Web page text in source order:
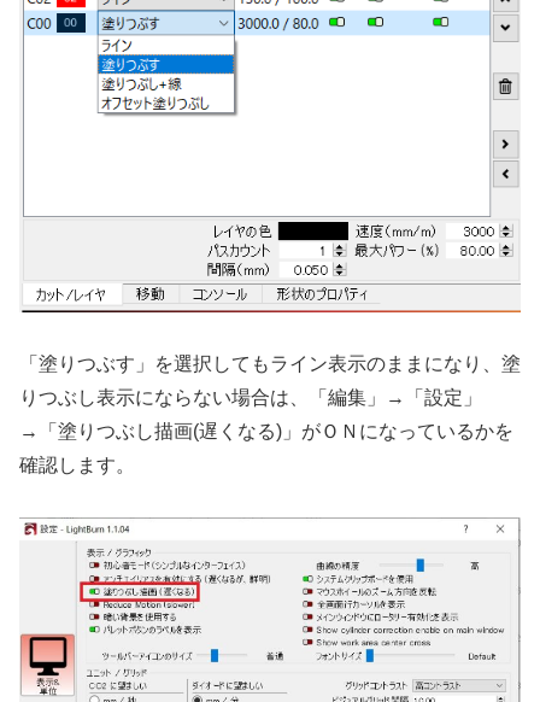
「塗りつぶす」を選択してもライン表示のままになり、塗
りつぶし表示にならない場合は、「編集」→「設定」
→「塗りつぶし描画(遅くなる)」がＯＮになっているかを
確認します。